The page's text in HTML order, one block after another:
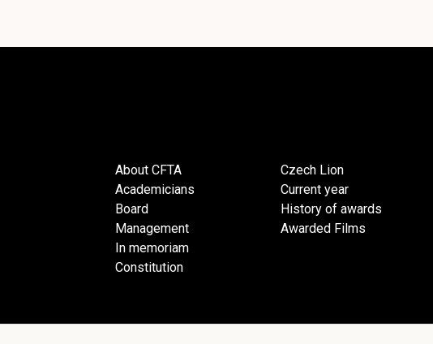
About CFTA
Academicians
Board
Management
In memoriam
Constitution
Czech Lion
Current year
History of awards
Awarded Films